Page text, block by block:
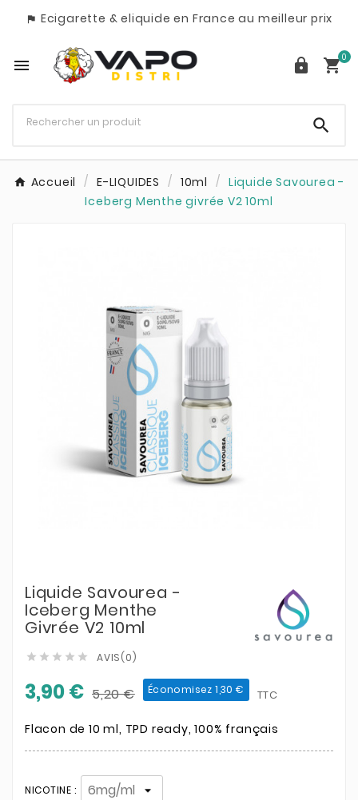
 Ecigarette & eliquide en France au meilleur prix
  0

Accueil E-LIQUIDES 10ml
Liquide Savourea -
Iceberg Menthe givrée V2 10ml
Liquide Savourea -
Iceberg Menthe
Givrée V2 10ml
     AVIS(0)
3,90 € 5,20 € Économisez 1,30 € TTC
Flacon de 10 ml, TPD ready, 100% français
NICOTINE :